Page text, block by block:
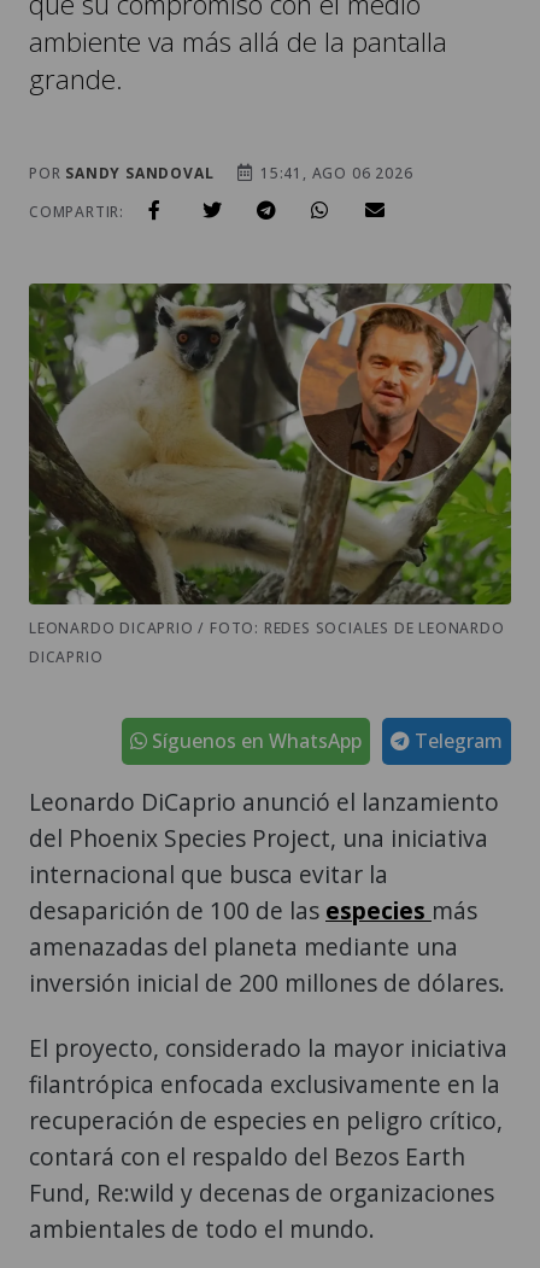
ambiente va más allá de la pantalla
grande.
POR SANDY SANDOVAL
15:41, AGO 06 2026
COMPARTIR:
LEONARDO DICAPRIO / FOTO: REDES SOCIALES DE LEONARDO
DICAPRIO
Telegram
Síguenos en WhatsApp
Leonardo DiCaprio anunció el lanzamiento
del Phoenix Species Project, una iniciativa
internacional que busca evitar la
desaparición de 100 de las especies más
amenazadas del planeta mediante una
inversión inicial de 200 millones de dólares.
El proyecto, considerado la mayor iniciativa
filantrópica enfocada exclusivamente en la
recuperación de especies en peligro crítico,
contará con el respaldo del Bezos Earth
Fund, Re:wild y decenas de organizaciones
ambientales de todo el mundo.